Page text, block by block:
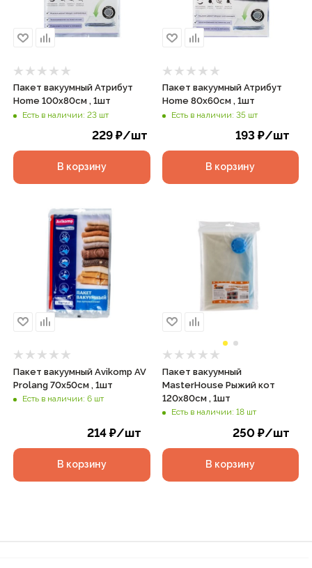
Пакет вакуумный Атрибут
Home 100х80см , 1шт
Есть в наличии: 23 шт
229₽/шт
В корзину
Пакет вакуумный Атрибут
Home 80х60см , 1шт
Есть в наличии: 35 шт
193 ₽/шт
В корзину
Пакет вакуумный Avikomp AV
Prolang 70х50см , 1шт
Есть в наличии: 6 шт
214₽/шт
В корзину
Пакет вакуумный
MasterHouse Рыжий кот
120х80см , 1шт
Есть в наличии: 18 шт
250 ₽/шт
В корзину